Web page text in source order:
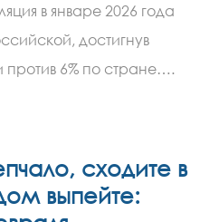
ЦБ
объяснили,
почему
взлетели
цены
в январе 2026 года
достигнув
против 6% по стране….
сходите в
выпейте: